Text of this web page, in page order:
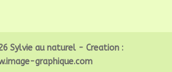
Sylvie au naturel - Creation :
graphique.com